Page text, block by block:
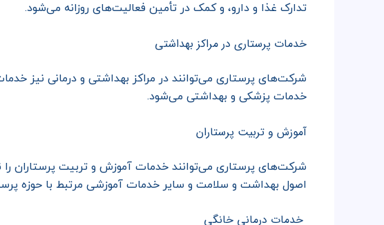
تدارک غذا و دارو، و کمک در تأمین فعالیت‌های روزانه می‌شود.
خدمات پرستاری در مراکز بهداشتی
شرکت‌های پرستاری می‌توانند در مراکز بهداشتی و درمانی نیز
خدمات پزشکی و بهداشتی می‌شود.
آموزش و تربیت پرستاران
شرکت‌های پرستاری می‌توانند خدمات آموزش و تربیت پرستاران
اصول بهداشت و سلامت و سایر خدمات آموزشی مرتبط با حوزه
خدمات درمانی خانگی